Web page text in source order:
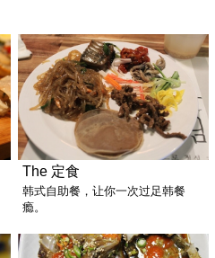
The 定食
韩式自助餐，让你一次过足韩餐
瘾。